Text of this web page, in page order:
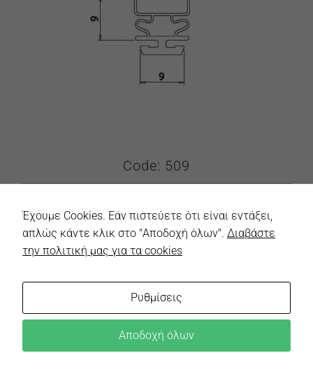
Code: 509
Έχουμε Cookies. Εάν πιστεύετε ότι είναι εντάξει,
απλώς κάντε κλικ στο "Αποδοχή όλων". Διαβάστε
την πολιτική μας για τα cookies
Ρυθμίσεις
Αποδοχή όλων